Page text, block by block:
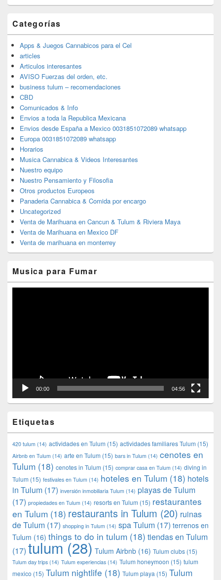
Categorías
Apps & Juegos Cannabicos para el Cel
articles
Articulos interesantes
AVISO Fuerzas del orden, etc.
business tulum – recomendaciones
CBD
Comunicados & Info
Envios a toda la Republica Mexicana
Envios desde España a Mexico 0031851072089 whatsapp
Europa 0031851072089 whatsapp
Horarios
Musica Cannabica & Videos Interesantes
Nuestro equipo
Nuestro Pensamiento y Filosofia
Otros productos Europeos
Panaderia Cannabica & Comida por encargo
Uncategorized
Venta de Marihuana en Cancun & Tulum & Riviera Maya
Venta de Marihuana en Mexico DF
Venta de marihuana en monterrey
Musica para Fumar
00:00 04:56
Etiquetas
420 tulum (14) actividades en Tulum (15) actividades familiares Tulum (15)
Airbnb en Tulum (14) arte en Tulum (15) bars in Tulum (14) cenotes en
Tulum (18) cenotes in Tulum (15) comprar casa en Tulum (14) diving in
Tulum (15) festivales en Tulum (14) hoteles en Tulum (18) hotels
in Tulum (17) inversión inmobiliaria Tulum (14) playas de Tulum
(17) propiedades en Tulum (14) resorts en Tulum (15) restaurantes
en Tulum (18) restaurants in Tulum (20) ruinas
de Tulum (17) shopping in Tulum (14) spa Tulum (17) terrenos en
Tulum (16) things to do in tulum (18) tiendas en Tulum
(17) tulum(28) Tulum Airbnb (16) Tulum clubs (15)
Tulum day trips (14) Tulum experiencias (14) Tulum honeymoon (15) tulum
mexico (15) Tulum nightlife (18) Tulum playa (15) Tulum